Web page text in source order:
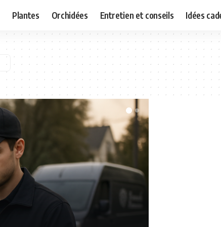
Plantes Orchidées Entretien et conseils Idées